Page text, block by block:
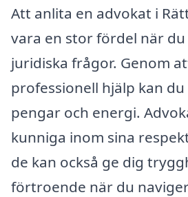
Att anlita en advokat i
vara en stor fördel när
juridiska frågor. Genom
professionell hjälp kan
pengar och energi.
kunniga inom sina
de kan också ge dig
förtroende när du